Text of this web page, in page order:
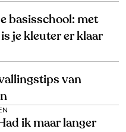
basisschool: met
je kleuter er klaar
van
ik maar langer